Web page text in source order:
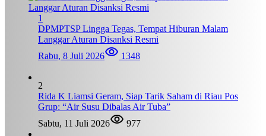
1
DPMPTSP Lingga Tegas, Tempat Hiburan Malam
Langgar Aturan Disanksi Resmi
Rabu, 8 Juli 2026
1348
2
Rida K Liamsi Geram, Siap Tarik Saham di Riau Pos
Grup: “Air Susu Dibalas Air Tuba”
Sabtu, 11 Juli 2026
977